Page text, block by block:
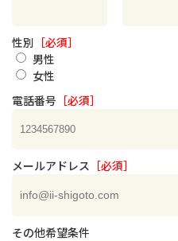
性別 ［必須］
男性
女性
電話番号 ［必須］
メールアドレス ［必須］
その他希望条件